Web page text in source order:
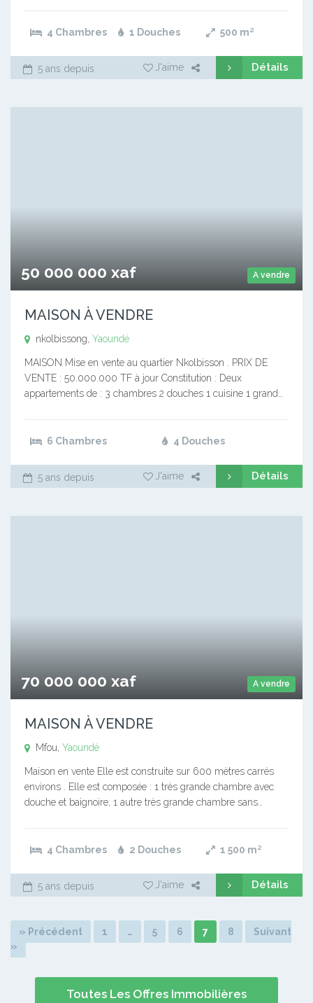
4 Chambres 1 Douches 500 m²
5 ans depuis J'aime Détails
A vendre
50 000 000 xaf
MAISON À VENDRE
nkolbissong, Yaoundé
MAISON Mise en vente au quartier Nkolbisson . PRIX DE
VENTE : 50.000.000 TF à jour Constitution : Deux
appartements de : 3 chambres 2 douches 1 cuisine 1 grand…
6 Chambres 4 Douches
5 ans depuis J'aime Détails
A vendre
70 000 000 xaf
MAISON À VENDRE
Mfou, Yaoundé
Maison en vente Elle est construite sur 600 mètres carrés
environs . Elle est composée : 1 très grande chambre avec
douche et baignoire, 1 autre très grande chambre sans…
4 Chambres 2 Douches 1 500 m²
5 ans depuis J'aime Détails
» Précédent 1 … 5 6 7 8
Suivant
»
Toutes Les Offres Immobilières